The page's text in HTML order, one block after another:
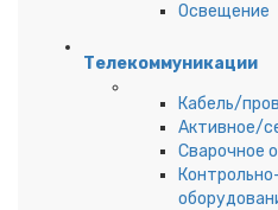
Освещение
Телекоммуникации
Кабель/
Активное/
Сварочное